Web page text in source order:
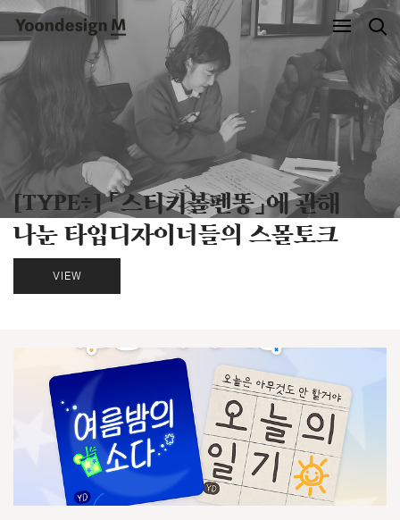
Yoondesign M
Cover
[TYPE÷] 숏폼의 리듬을 담은 「클립」
에 관해 나눈 디자이너의 스몰토크
VIEW
[TYPE÷] 「스티키볼펜똥」에 관해
나눈 타입디자이너들의 스몰토크
VIEW
Full-Half